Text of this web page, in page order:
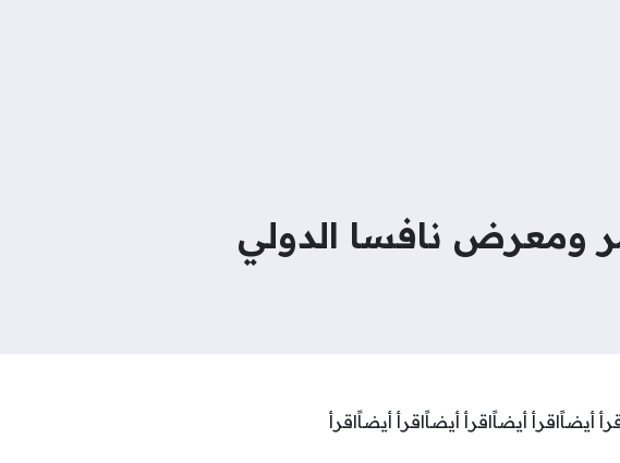
ومعرض نافسا الدولي
أيضاًاقرأ أيضاًاقرأ أيضاًاقرأ أيضاًاقرأ